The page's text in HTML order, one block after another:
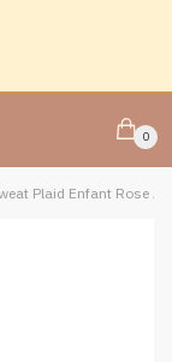
0
Plaid Enfant Rose À